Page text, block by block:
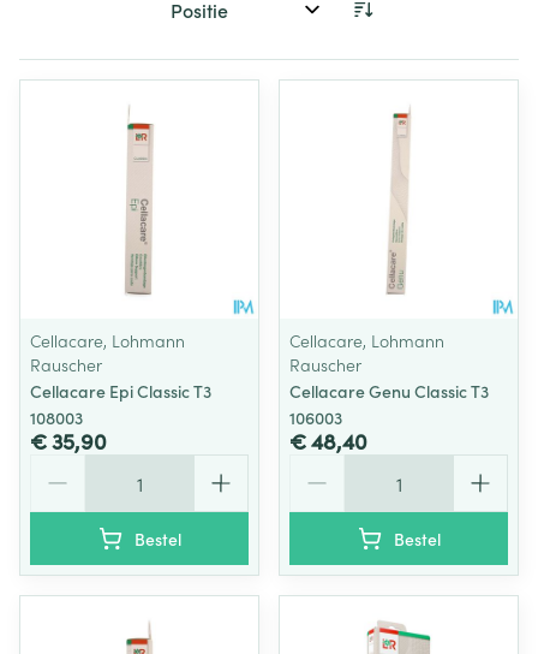
Sorteer op:
Cellacare, Lohmann
Rauscher
Cellacare Epi Classic T3
108003
€ 35,90
Bestel
Cellacare, Lohmann
Rauscher
Cellacare Genu Classic T3
106003
€ 48,40
Bestel